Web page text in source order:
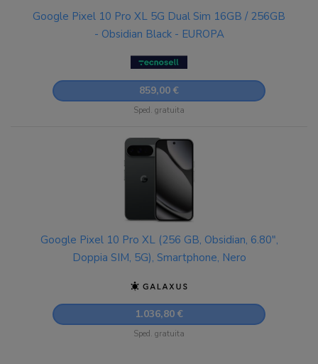
Google Pixel 10 Pro XL 5G Dual Sim 16GB / 256GB
- Obsidian Black - EUROPA
859,00 €
Sped. gratuita
Google Pixel 10 Pro XL (256 GB, Obsidian, 6.80",
Doppia SIM, 5G), Smartphone, Nero
1.036,80 €
Sped. gratuita